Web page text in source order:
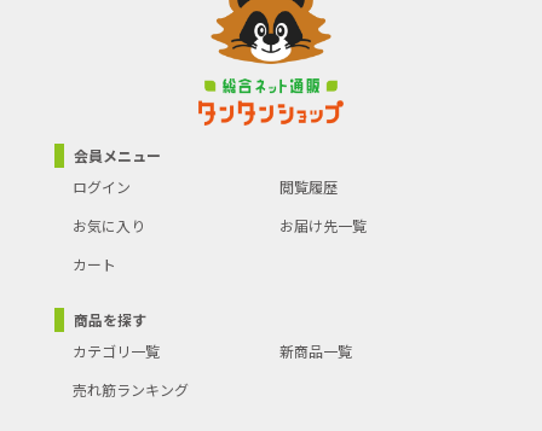
●ご使用の際は、材料及び使用箇所に十分御留意下さい。又精密機
器・自動車等、特に精度を要する箇所については、十分にご配慮下
さい。電気の流れているものには使用しないで下さい。タップ・ダ
イスは素手では触らないようにして下さい。工部は必ずバイス等で
固定して下さい。刃部を持っての加工は絶対にしないで下さい。ハ
ンドルをハンマー等で叩いたりしないで下さい。破損の原因となり
●沖縄・離島への配送料金は別途見積もり（配送不可の場合も有）
となりますのでご了承ください。
会員メニュー
ログイン
閲覧履歴
お気に入り
お届け先一覧
カート
商品を探す
カテゴリ一覧
新商品一覧
売れ筋ランキング